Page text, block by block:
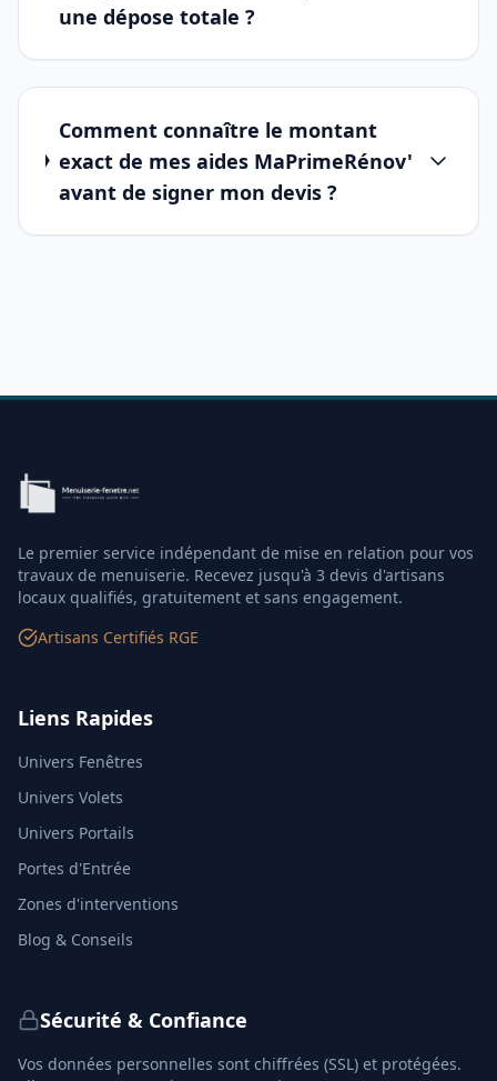
une dépose totale ?
Comment connaître le montant
exact de mes aides MaPrimeRénov'
avant de signer mon devis ?
Le premier service indépendant de mise en relation pour vos
travaux de menuiserie. Recevez jusqu'à 3 devis d'artisans
locaux qualifiés, gratuitement et sans engagement.
Artisans Certifiés RGE
Liens Rapides
Univers Fenêtres
Univers Volets
Univers Portails
Portes d'Entrée
Zones d'interventions
Blog & Conseils
Sécurité & Confiance
Vos données personnelles sont chiffrées (SSL) et protégées.